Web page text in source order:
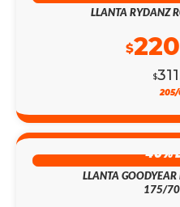
LLANTA RYDANZ
$
$
205/
40%
LLANTA GOODYEAR
175/